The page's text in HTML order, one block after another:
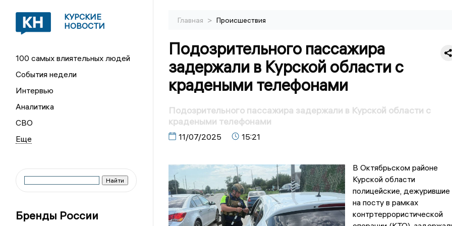
КУРСКИЕ
НОВОСТИ
100 самых влиятельных людей
События недели
Интервью
Аналитика
СВО
Бренды России
Главная > Происшествия
Подозрительного пассажира
задержали в Курской области с
крадеными телефонами
Подозрительного пассажира задержали в Курской области с
крадеными телефонами
11/07/2025 15:21
В Октябрьском районе
Курской области
полицейские, дежурившие
на посту в рамках
контртеррористической